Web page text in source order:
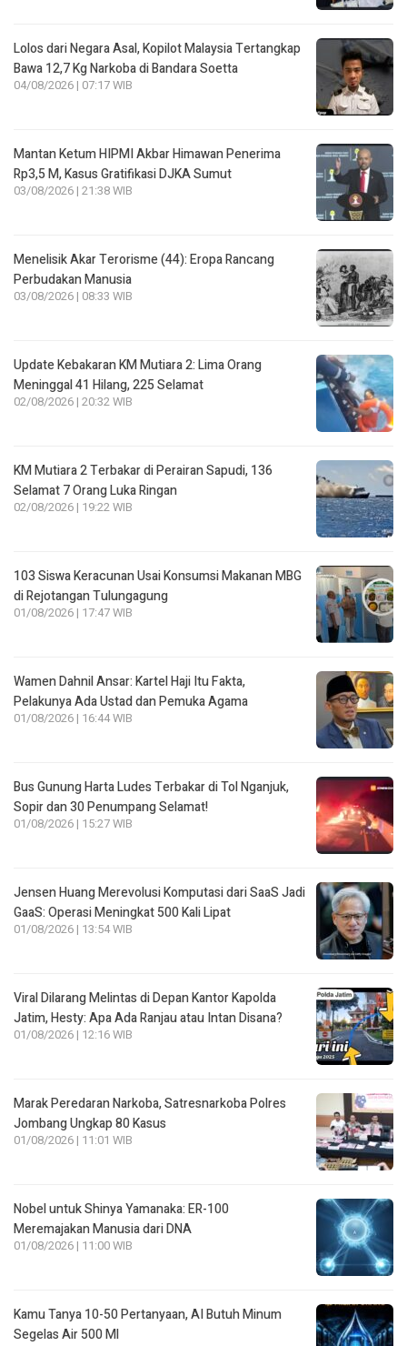
Lolos dari Negara Asal, Kopilot Malaysia Tertangkap
Bawa 12,7 Kg Narkoba di Bandara Soetta
04/08/2026 | 07:17 WIB
Mantan Ketum HIPMI Akbar Himawan Penerima
Rp3,5 M, Kasus Gratifikasi DJKA Sumut
03/08/2026 | 21:38 WIB
Menelisik Akar Terorisme (44): Eropa Rancang
Perbudakan Manusia
03/08/2026 | 08:33 WIB
Update Kebakaran KM Mutiara 2: Lima Orang
Meninggal 41 Hilang, 225 Selamat
02/08/2026 | 20:32 WIB
KM Mutiara 2 Terbakar di Perairan Sapudi, 136
Selamat 7 Orang Luka Ringan
02/08/2026 | 19:22 WIB
103 Siswa Keracunan Usai Konsumsi Makanan MBG
di Rejotangan Tulungagung
01/08/2026 | 17:47 WIB
Wamen Dahnil Ansar: Kartel Haji Itu Fakta,
Pelakunya Ada Ustad dan Pemuka Agama
01/08/2026 | 16:44 WIB
Bus Gunung Harta Ludes Terbakar di Tol Nganjuk,
Sopir dan 30 Penumpang Selamat!
01/08/2026 | 15:27 WIB
Jensen Huang Merevolusi Komputasi dari SaaS Jadi
GaaS: Operasi Meningkat 500 Kali Lipat
01/08/2026 | 13:54 WIB
Viral Dilarang Melintas di Depan Kantor Kapolda
Jatim, Hesty: Apa Ada Ranjau atau Intan Disana?
01/08/2026 | 12:16 WIB
Marak Peredaran Narkoba, Satresnarkoba Polres
Jombang Ungkap 80 Kasus
01/08/2026 | 11:01 WIB
Nobel untuk Shinya Yamanaka: ER-100
Meremajakan Manusia dari DNA
01/08/2026 | 11:00 WIB
Kamu Tanya 10-50 Pertanyaan, AI Butuh Minum
Segelas Air 500 Ml